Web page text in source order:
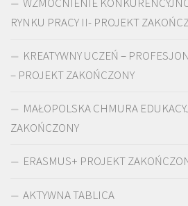
RYNKU PRACY II- PROJEKT
KREATYWNY UCZEŃ –
– PROJEKT ZAKOŃCZONY
MAŁOPOLSKA CHMURA
ZAKOŃCZONY
ERASMUS+ PROJEKT
AKTYWNA TABLICA